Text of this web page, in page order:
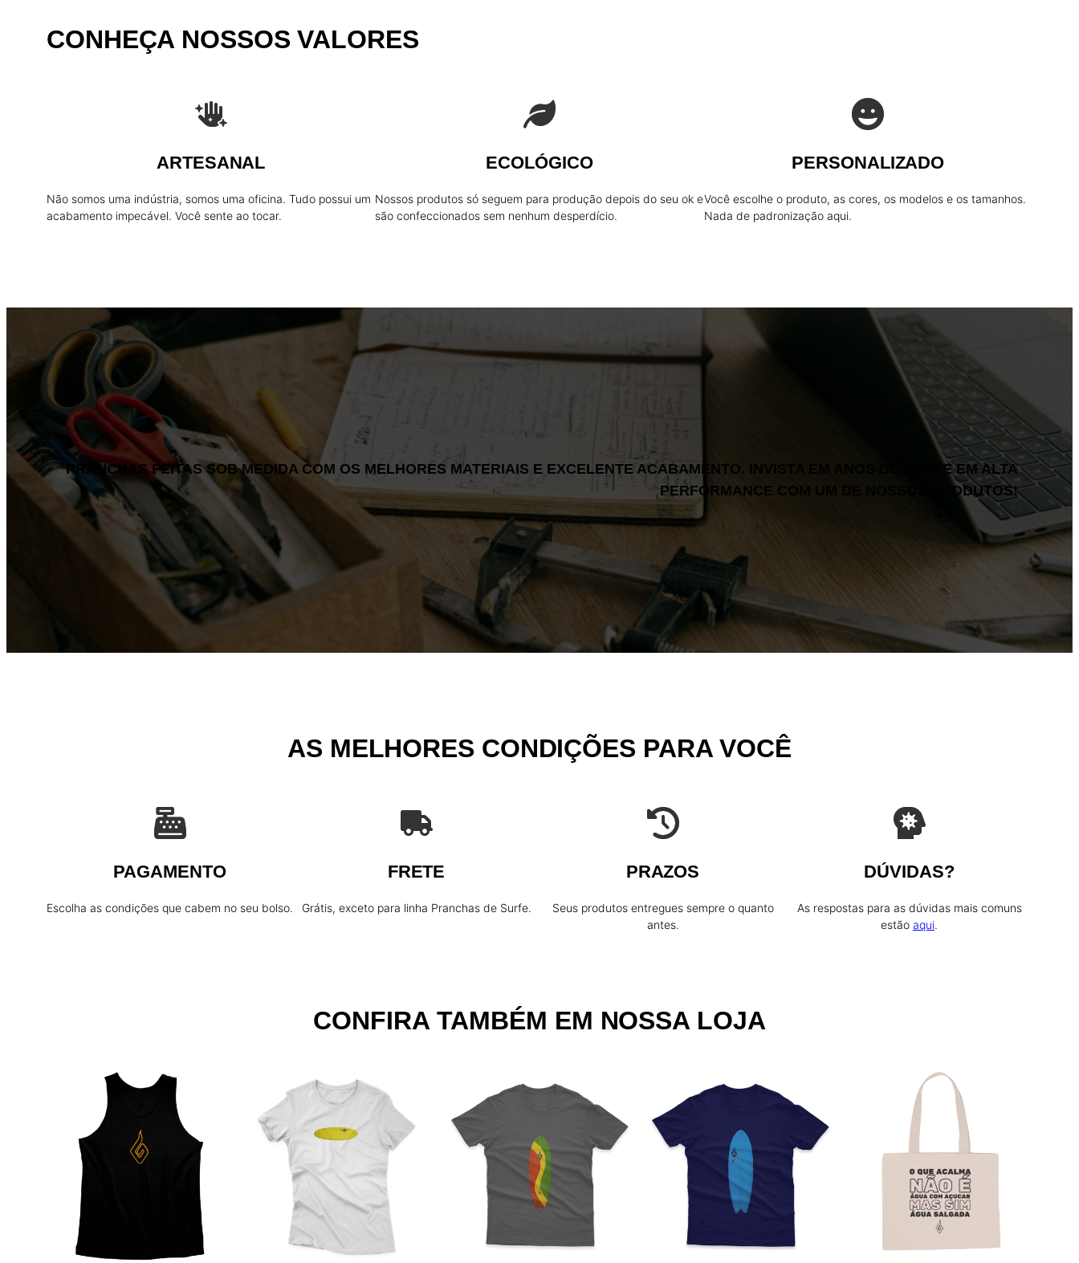
CONHEÇA NOSSOS VALORES
ARTESANAL
Não somos uma indústria, somos uma oficina. Tudo possui um
acabamento impecável. Você sente ao tocar.
ECOLÓGICO
Nossos produtos só seguem para produção depois do seu ok e
são confeccionados sem nenhum desperdício.
PERSONALIZADO
Você escolhe o produto, as cores, os modelos e os tamanhos.
Nada de padronização aqui.
PRANCHAS FEITAS SOB MEDIDA COM OS MELHORES MATERIAIS E EXCELENTE ACABAMENTO. INVISTA EM ANOS DE SURFE EM ALTA
PERFORMANCE COM UM DE NOSSOS PRODUTOS!
AS MELHORES CONDIÇÕES PARA VOCÊ
PAGAMENTO
Escolha as condições que cabem no seu bolso.
FRETE
Grátis, exceto para linha Pranchas de Surfe.
PRAZOS
Seus produtos entregues sempre o quanto
antes.
DÚVIDAS?
As respostas para as dúvidas mais comuns
estão aqui.
CONFIRA TAMBÉM EM NOSSA LOJA